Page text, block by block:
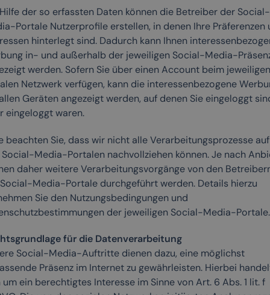
der so erfassten Daten können die Betreiber der Social-
Portale Nutzerprofile erstellen, in denen Ihre Präferenzen
hinterlegt sind. Dadurch kann Ihnen
in- und außerhalb der jeweiligen Social-Media-
werden. Sofern Sie über einen Account beim jeweiligen
Netzwerk verfügen, kann die interessenbezogene
Geräten angezeigt werden, auf denen Sie eingeloggt
eingeloggt waren.
beachten Sie, dass wir nicht alle Verarbeitungsprozesse auf
Media-Portalen nachvollziehen können. Je nach
daher weitere Verarbeitungsvorgänge von den
Media-Portale durchgeführt werden. Details hierzu
Sie den Nutzungsbedingungen und
der jeweiligen Social-Media-Portale.
für die Datenverarbeitung
Social-Media-Auftritte dienen dazu, eine möglichst
Präsenz im Internet zu gewährleisten. Hierbei
ein berechtigtes Interesse im Sinne von Art. 6 Abs. 1 lit. f